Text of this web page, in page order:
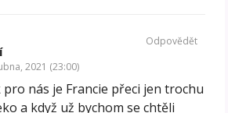
2021 (23:00)
pro nás je Francie přeci jen trochu
a když už bychom se chtěli
Odpovědět